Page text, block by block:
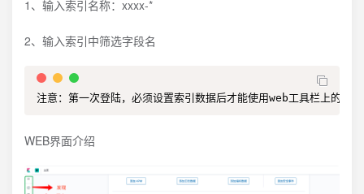
1、输入索引名称：xxxx-*
2、输入索引中筛选字段名
注意：第一次登陆，必须设置索引数据后才能使用web工具栏上的工具
WEB界面介绍